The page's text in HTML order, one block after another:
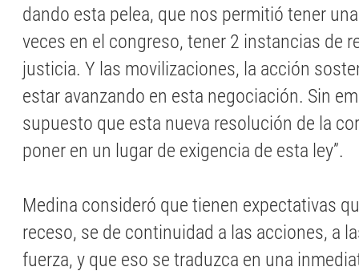
dando esta pelea, que nos permitió tener
veces en el congreso, tener 2 instancias de
justicia. Y las movilizaciones, la acción
estar avanzando en esta negociación. Sin
supuesto que esta nueva resolución de la
poner en un lugar de exigencia de esta ley”.
Medina consideró que tienen expectativas
receso, se de continuidad a las acciones, a
fuerza, y que eso se traduzca en una